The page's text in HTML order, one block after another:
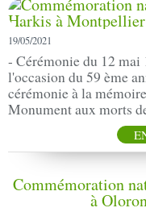
19/05/2021
- Cérémonie du 12
l'occasion du 59 ème
cérémonie à la
Monument aux morts
Commémoration
à